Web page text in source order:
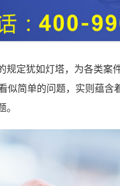
定犹如灯塔，为各类案
似简单的问题，实则蕴含